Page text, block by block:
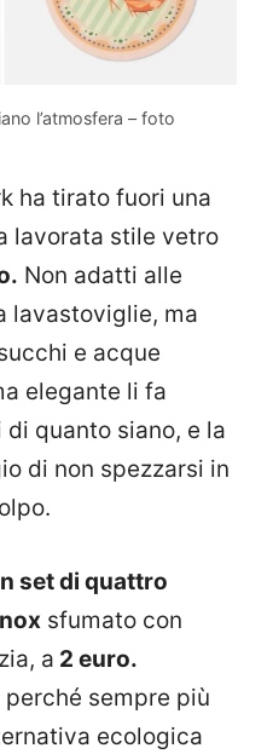
l’atmosfera – foto
ha tirato fuori una
lavorata stile vetro
Non adatti alle
lavastoviglie, ma
e acque
elegante li fa
quanto siano, e la
di non spezzarsi in
set di quattro
sfumato con
a 2 euro.
sempre più
ecologica